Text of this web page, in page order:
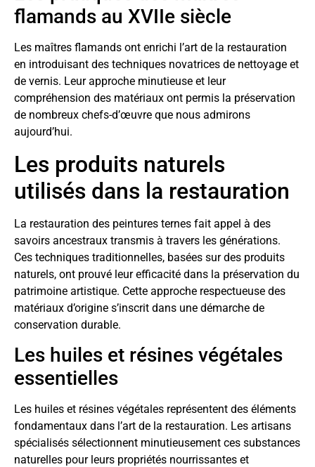
flamands au XVIIe siècle
Les maîtres flamands ont enrichi l’art de la restauration
en introduisant des techniques novatrices de nettoyage et
de vernis. Leur approche minutieuse et leur
compréhension des matériaux ont permis la préservation
de nombreux chefs-d’œuvre que nous admirons
aujourd’hui.
Les produits naturels
utilisés dans la restauration
La restauration des peintures ternes fait appel à des
savoirs ancestraux transmis à travers les générations.
Ces techniques traditionnelles, basées sur des produits
naturels, ont prouvé leur efficacité dans la préservation du
patrimoine artistique. Cette approche respectueuse des
matériaux d’origine s’inscrit dans une démarche de
conservation durable.
Les huiles et résines végétales
essentielles
Les huiles et résines végétales représentent des éléments
fondamentaux dans l’art de la restauration. Les artisans
spécialisés sélectionnent minutieusement ces substances
naturelles pour leurs propriétés nourrissantes et